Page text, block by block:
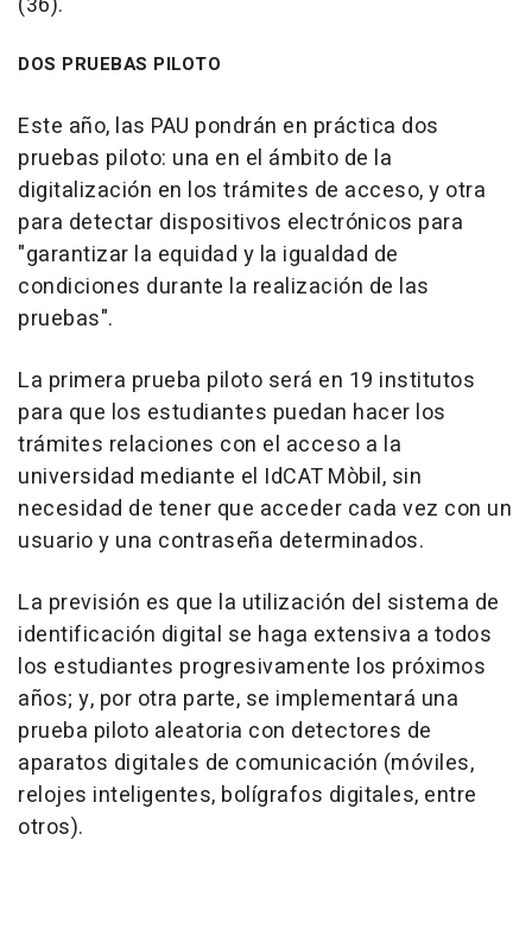
DOS PRUEBAS PILOTO
Este año, las PAU pondrán en práctica dos
pruebas piloto: una en el ámbito de la
digitalización en los trámites de acceso, y otra
para detectar dispositivos electrónicos para
"garantizar la equidad y la igualdad de
condiciones durante la realización de las
pruebas".
La primera prueba piloto será en 19 institutos
para que los estudiantes puedan hacer los
trámites relaciones con el acceso a la
universidad mediante el IdCAT Mòbil, sin
necesidad de tener que acceder cada vez con un
usuario y una contraseña determinados.
La previsión es que la utilización del sistema de
identificación digital se haga extensiva a todos
los estudiantes progresivamente los próximos
años; y, por otra parte, se implementará una
prueba piloto aleatoria con detectores de
aparatos digitales de comunicación (móviles,
relojes inteligentes, bolígrafos digitales, entre
otros).